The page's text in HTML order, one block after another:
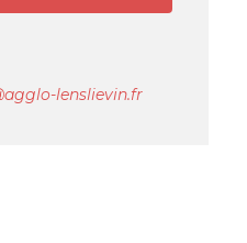
lenslievin.fr